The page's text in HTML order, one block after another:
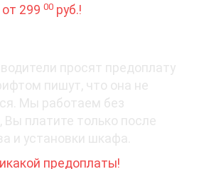
29900 руб.!
просят предоплату
пишут, что она не
Мы работаем без
Вы платите только после
и установки шкафа.
предоплаты!